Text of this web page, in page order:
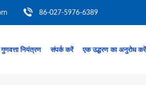
86-027-5976-6389
गुणवत्ता नियंत्रण संपर्क करें एक उद्धरण का अनुरोध करें